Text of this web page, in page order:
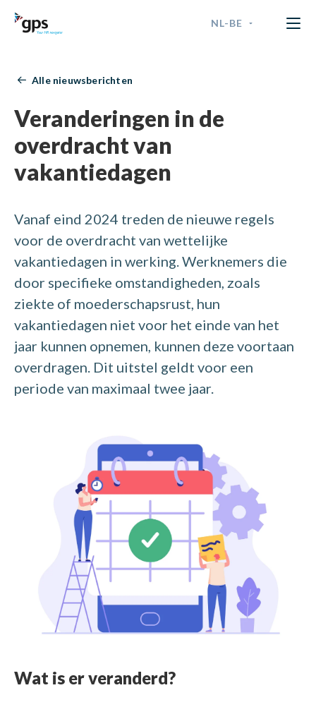
NL-BE
NEDERLANDS - BELGIË
NEDERLANDS - NEDERLAND
Alle nieuwsberichten
Veranderingen in de
overdracht van
vakantiedagen
Vanaf eind 2024 treden de nieuwe regels
voor de overdracht van wettelijke
vakantiedagen in werking. Werknemers die
door specifieke omstandigheden, zoals
ziekte of moederschapsrust, hun
vakantiedagen niet voor het einde van het
jaar kunnen opnemen, kunnen deze voortaan
overdragen. Dit uitstel geldt voor een
periode van maximaal twee jaar.
Wat is er veranderd?